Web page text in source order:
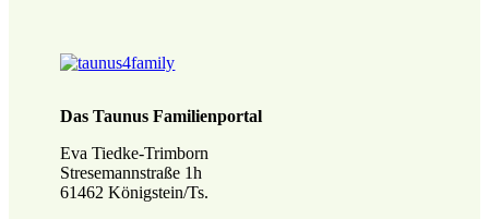
Das Taunus Familienportal
Eva Tiedke-Trimborn
Stresemannstraße 1h
61462 Königstein/Ts.